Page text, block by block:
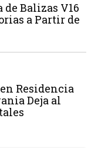
de Balizas V16
a Partir de
Residencia
Deja al